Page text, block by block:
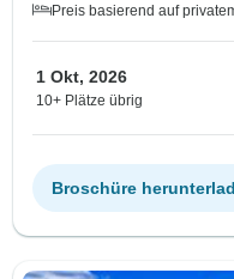
Preis basierend auf
1 Okt, 2026
10+ Plätze übrig
Broschüre